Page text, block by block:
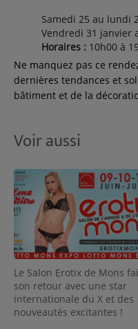
Samedi 25 au lundi
Vendredi 31 janvier
Horaires : 10h00 à
Ne manquez pas ce
dernières tendances et
bâtiment et de la
Voir aussi
Le Salon Erotix de Mons
son retour avec une star
internationale du X et des
nouveautés excitantes !